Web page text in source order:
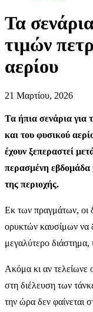
Τα
τιμών
αερίου
21 Μαρτίου, 2026
Τα ήπια σενάρια για
και του φυσικού
έχουν ξεπεραστεί
περασμένη εβδομάδα
της περιοχής.
Εκ των πραγμάτων, οι
ορυκτών καυσίμων να
μεγαλύτερο διάστημα,
Ακόμα κι αν τελείωνε
στη διέλευση των
την ώρα δεν φαίνεται